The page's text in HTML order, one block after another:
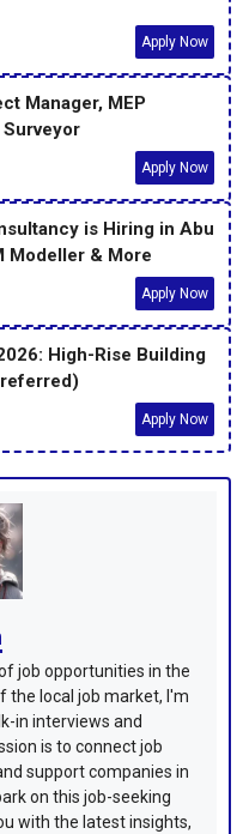
Apply Now
Manager, MEP
Surveyor
Apply Now
is Hiring in Abu
Modeller & More
Apply Now
High-Rise Building
Apply Now
job opportunities in the
the local job market, I'm
in interviews and
is to connect job
support companies in
on this job-seeking
with the latest insights,